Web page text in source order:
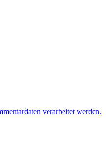
verarbeitet werden.